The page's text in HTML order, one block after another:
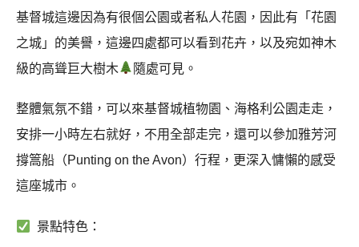
基督城這邊因為有很個公園或者私人花園，因此有「花園
之城」的美譽，這邊四處都可以看到花卉，以及宛如神木
級的高聳巨大樹木
隨處可見。
整體氣氛不錯，可以來基督城植物園、 海格利公園走走，
安排一小時左右就好，不用全部走完，還可以參加雅芳河
撐篙船（Punting on the Avon）行程，更深入慵懶的感受
這座城市。
景點特色：